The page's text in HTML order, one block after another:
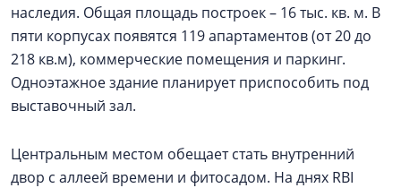
наследия. Общая площадь построек – 16 тыс. кв. м. В
пяти корпусах появятся 119 апартаментов (от 20 до
218 кв.м), коммерческие помещения и паркинг.
Одноэтажное здание планирует приспособить под
выставочный зал.
Центральным местом обещает стать внутренний
двор с аллеей времени и фитосадом. На днях RBI